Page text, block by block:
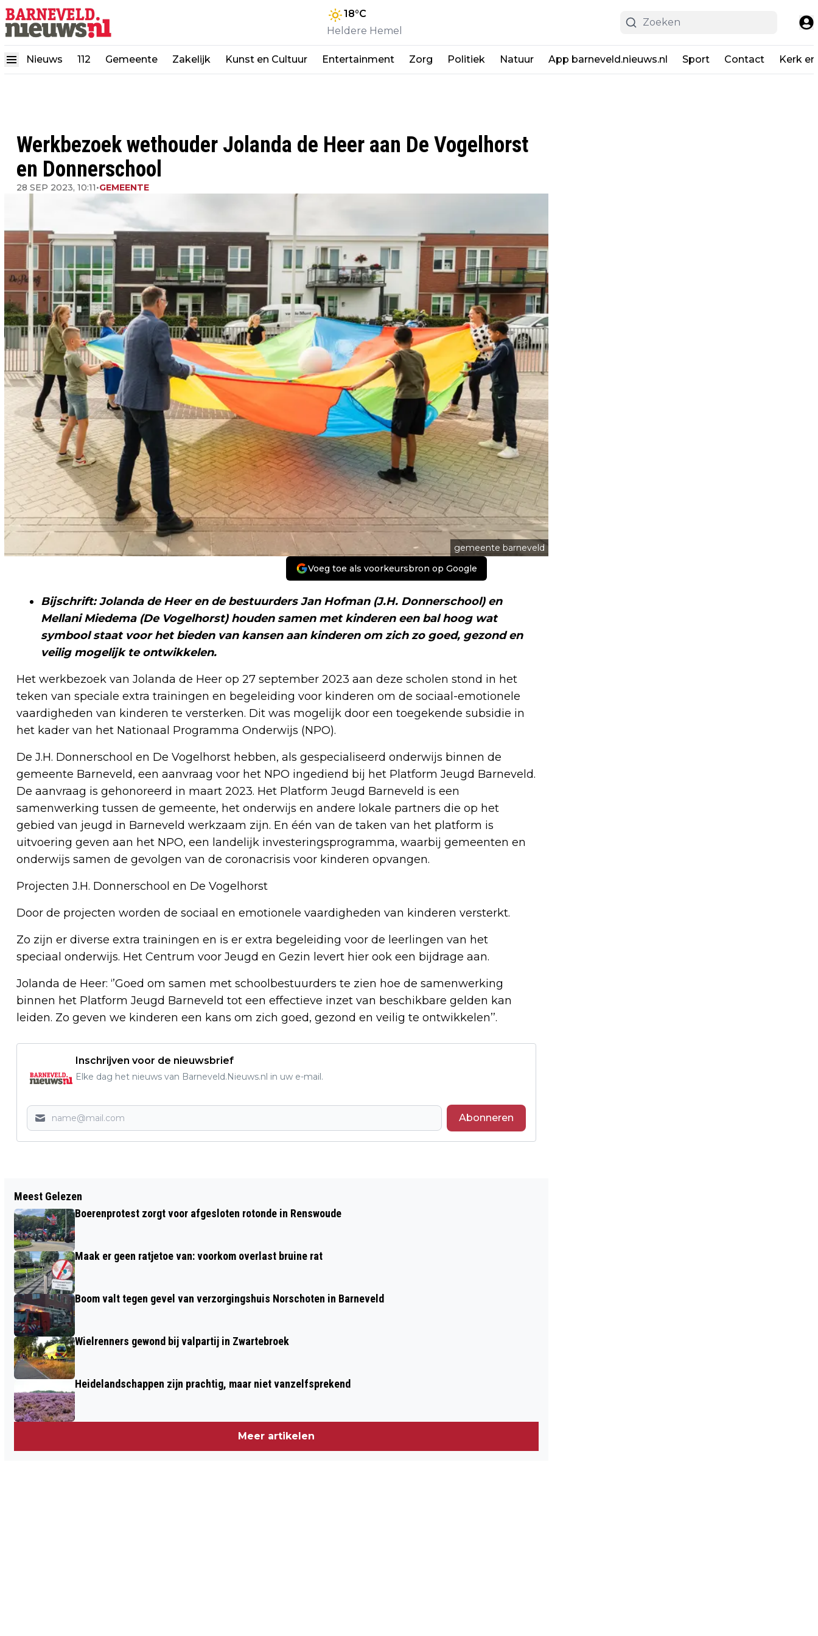
18°C
Heldere Hemel
Nieuws 112 Gemeente Zakelijk Kunst en Cultuur Entertainment Zorg Politiek Natuur App barneveld.nieuws.nl Sport Contact Kerk
Werkbezoek wethouder Jolanda de Heer aan De Vogelhorst
en Donnerschool
28 SEP 2023, 10:11•GEMEENTE
gemeente barneveld
Voeg toe als voorkeursbron op Google
Bijschrift: Jolanda de Heer en de bestuurders Jan Hofman (J.H. Donnerschool) en
Mellani Miedema (De Vogelhorst) houden samen met kinderen een bal hoog wat
symbool staat voor het bieden van kansen aan kinderen om zich zo goed, gezond en
veilig mogelijk te ontwikkelen.
Het werkbezoek van Jolanda de Heer op 27 september 2023 aan deze scholen stond in het
teken van speciale extra trainingen en begeleiding voor kinderen om de sociaal-emotionele
vaardigheden van kinderen te versterken. Dit was mogelijk door een toegekende subsidie in
het kader van het Nationaal Programma Onderwijs (NPO).
De J.H. Donnerschool en De Vogelhorst hebben, als gespecialiseerd onderwijs binnen de
gemeente Barneveld, een aanvraag voor het NPO ingediend bij het Platform Jeugd Barneveld.
De aanvraag is gehonoreerd in maart 2023. Het Platform Jeugd Barneveld is een
samenwerking tussen de gemeente, het onderwijs en andere lokale partners die op het
gebied van jeugd in Barneveld werkzaam zijn. En één van de taken van het platform is
uitvoering geven aan het NPO, een landelijk investeringsprogramma, waarbij gemeenten en
onderwijs samen de gevolgen van de coronacrisis voor kinderen opvangen.
Projecten J.H. Donnerschool en De Vogelhorst
Door de projecten worden de sociaal en emotionele vaardigheden van kinderen versterkt.
Zo zijn er diverse extra trainingen en is er extra begeleiding voor de leerlingen van het
speciaal onderwijs. Het Centrum voor Jeugd en Gezin levert hier ook een bijdrage aan.
Jolanda de Heer: ‘’Goed om samen met schoolbestuurders te zien hoe de samenwerking
binnen het Platform Jeugd Barneveld tot een effectieve inzet van beschikbare gelden kan
leiden. Zo geven we kinderen een kans om zich goed, gezond en veilig te ontwikkelen’’.
Inschrijven voor de nieuwsbrief
Elke dag het nieuws van Barneveld.Nieuws.nl in uw e-mail.
Abonneren
GEMEENTE BARNEVELD EN COA
ONDERTEKENEN
BESTUURSOVEREENKOMST VOOR
KOMST ASIELZOEKERSCENTRUM
WAARNEMEND COMMISSARIS VAN DE
Meest Gelezen
Boerenprotest zorgt voor afgesloten rotonde in Renswoude
Maak er geen ratjetoe van: voorkom overlast bruine rat
Boom valt tegen gevel van verzorgingshuis Norschoten in Barneveld
Wielrenners gewond bij valpartij in Zwartebroek
Heidelandschappen zijn prachtig, maar niet vanzelfsprekend
Meer artikelen